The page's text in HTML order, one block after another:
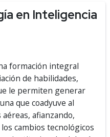
en Inteligencia
formación integral
de habilidades,
le permiten generar
que coadyuve al
afianzando,
cambios tecnológicos